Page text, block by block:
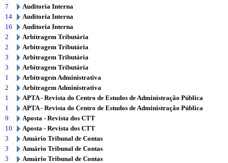
7
Auditoria Interna
14
Auditoria Interna
16
Auditoria Interna
2
Arbitragem Tributária
2
Arbitragem Tributária
3
Arbitragem Tributária
3
Arbitragem Tributária
1
Arbitragem Administrativa
2
Arbitragem Administrativa
1
APTA - Revista do Centro de Estudos de Administração Pública
1
APTA - Revista do Centro de Estudos de Administração Pública
9
Aposta - Revista dos CTT
10
Aposta - Revista dos CTT
3
Anuário Tribunal de Contas
3
Anuário Tribunal de Contas
3
Anuário Tribunal de Contas